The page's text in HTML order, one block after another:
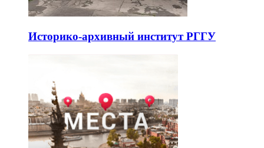
Историко-архивный институт РГГУ